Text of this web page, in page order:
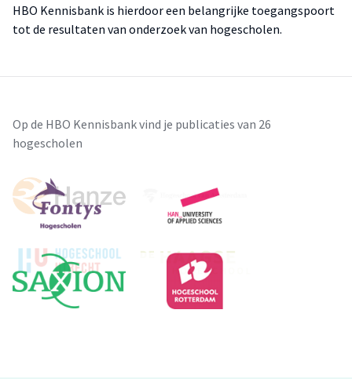
HBO Kennisbank is hierdoor een belangrijke toegangspoort
tot de resultaten van onderzoek van hogescholen.
Op de HBO Kennisbank vind je publicaties van 26
hogescholen